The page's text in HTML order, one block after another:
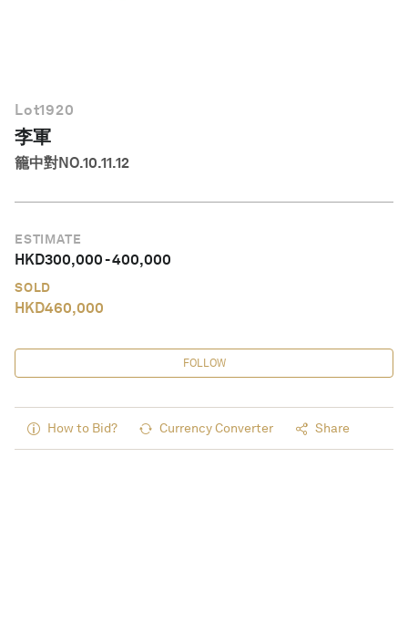
Lot1920
李軍
籠中對NO.10.11.12
ESTIMATE
HKD300,000-400,000
SOLD
HKD460,000
FOLLOW
How to Bid? Currency Converter Share